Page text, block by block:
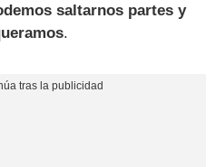
saltarnos partes y
.